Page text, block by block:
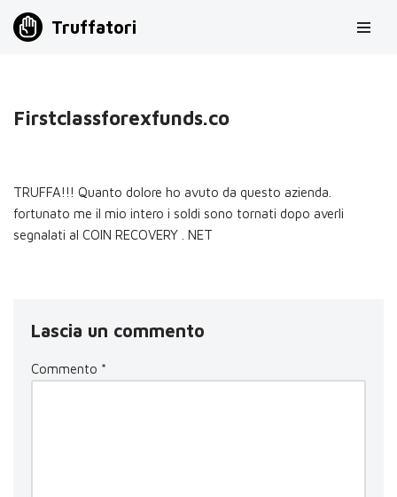
Truffatori
Firstclassforexfunds.co
TRUFFA!!! Quanto dolore ho avuto da questo azienda.
fortunato me il mio intero i soldi sono tornati dopo averli
segnalati al COIN RECOVERY . NET
Lascia un commento
Commento *